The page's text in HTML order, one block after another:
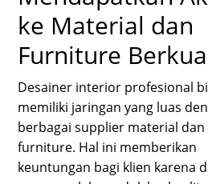
ke Material dan
Furniture
Desainer interior profesional
memiliki jaringan yang luas
berbagai supplier material dan
furniture. Hal ini memberikan
keuntungan bagi klien karena